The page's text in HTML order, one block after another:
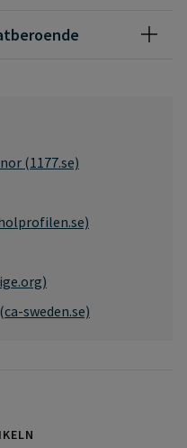
(1177.se)
sweden.se)